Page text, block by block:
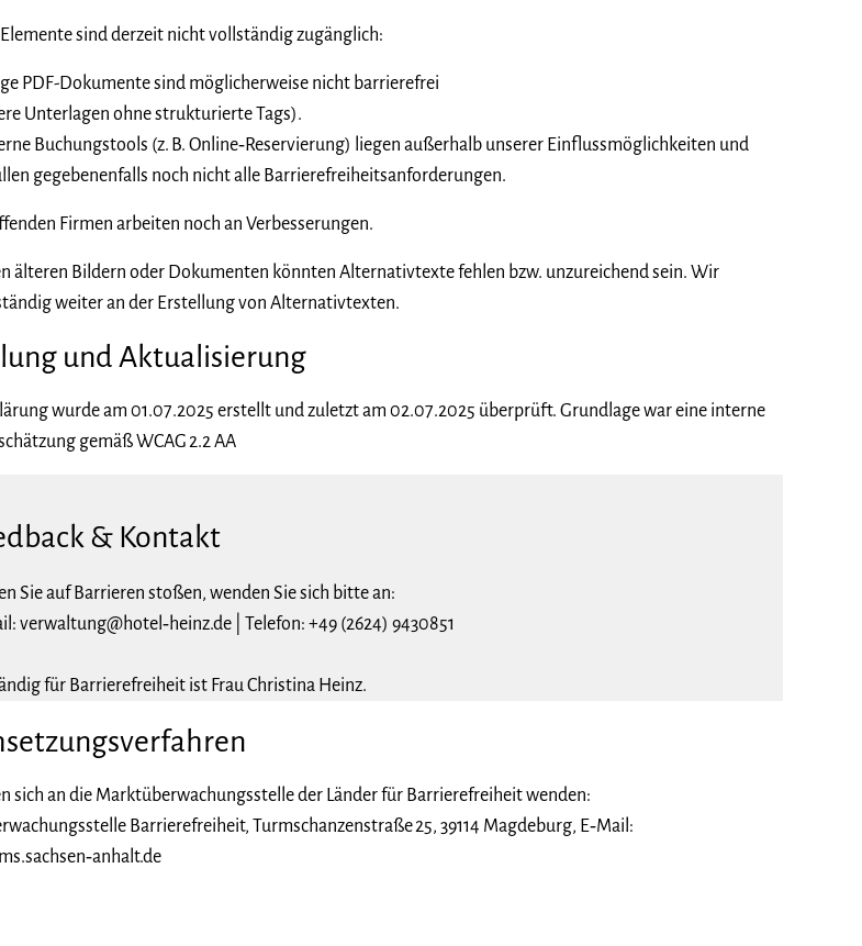
Elemente sind derzeit nicht vollständig zugänglich:
PDF-Dokumente sind möglicherweise nicht barrierefrei
Unterlagen ohne strukturierte Tags).
Buchungstools (z. B. Online‑Reservierung) liegen außerhalb unserer Einflussmöglichkeiten und
gegebenenfalls noch nicht alle Barrierefreiheitsanforderungen.
Firmen arbeiten noch an Verbesserungen.
älteren Bildern oder Dokumenten könnten Alternativtexte fehlen bzw. unzureichend sein. Wir
weiter an der Erstellung von Alternativtexten.
und Aktualisierung
wurde am 01.07.2025 erstellt und zuletzt am 02.07.2025 überprüft. Grundlage war eine interne
gemäß WCAG 2.2 AA
& Kontakt
Sie auf Barrieren stoßen, wenden Sie sich bitte an:
verwaltung@hotel‑heinz.de | Telefon: +49 (2624) 9430851
für Barrierefreiheit ist Frau Christina Heinz.
sich an die Marktüberwachungsstelle der Länder für Barrierefreiheit wenden:
Barrierefreiheit, Turmschanzenstraße 25, 39114 Magdeburg, E‑Mail: